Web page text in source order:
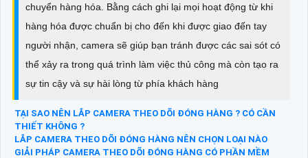
chuyển hàng hóa. Bằng cách ghi lại mọi hoạt động từ khi
hàng hóa được chuẩn bị cho đến khi được giao đến tay
người nhận, camera sẽ giúp bạn tránh được các sai sót có
thể xảy ra trong quá trình làm việc thủ công mà còn tạo ra
sự tin cậy và sự hài lòng từ phía khách hàng
TẠI SAO NÊN LẮP CAMERA THEO DÕI ĐÓNG HÀNG ? CÓ CẦN
THIẾT KHÔNG ?
LẮP CAMERA THEO DÕI ĐÓNG HÀNG NÊN CHỌN LOẠI NÀO
GIẢI PHÁP CAMERA THEO DÕI ĐÓNG HÀNG CÓ PHẦN MỀM